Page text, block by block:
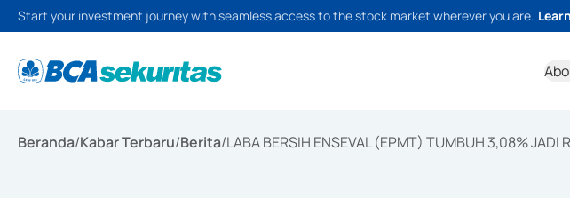
Start your investment journey with seamless access to the stock market wherever you are.
Beranda/Kabar Terbaru/Berita/LABA BERSIH ENSEVAL (EPMT) TUMBUH 3,08% JADI